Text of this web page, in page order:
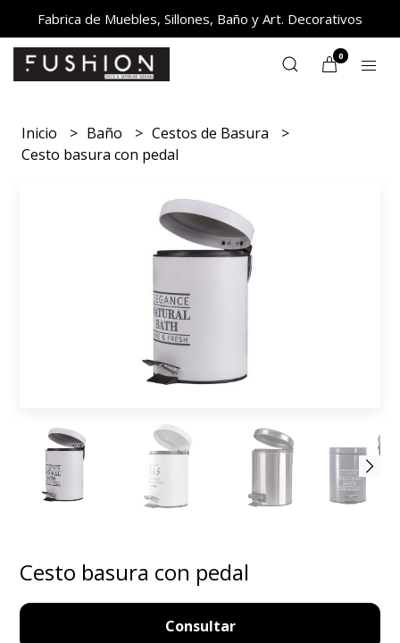
Fabrica de Muebles, Sillones, Baño y Art. Decorativos
0
Inicio Baño
Cestos de Basura
Cesto basura con pedal
Cesto basura con pedal
Consultar